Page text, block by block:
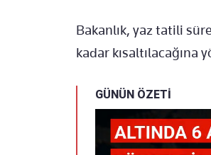
Bakanlık, yaz tatili
kadar kısaltılacağına
GÜNÜN ÖZETİ